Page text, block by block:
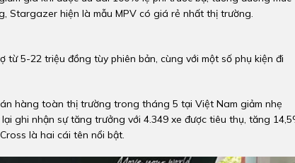
Stargazer hiện là mẫu MPV có giá rẻ nhất thị trường.
5-22 triệu đồng tùy phiên bản, cùng với một số phụ kiện đi
hàng toàn thị trường trong tháng 5 tại Việt Nam giảm nhẹ
ghi nhận sự tăng trưởng với 4.349 xe được tiêu thụ, tăng
là hai cái tên nổi bật.